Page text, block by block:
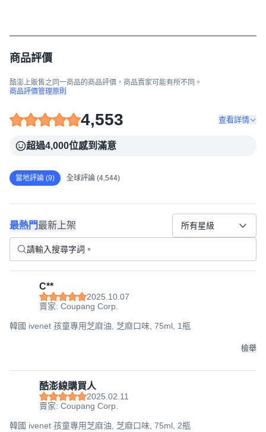
商品評價
酷澎上販售之同一商品的商品評價，商品賣家可能有所不同。
商品評價管理原則
4,553 查看詳情
超過4,000位感到滿意
當地評論 (9) 全球評論 (4,544)
最熱門最新上架 所有星級
C**
2025.10.07
賣家: Coupang Corp.
韓國 ivenet 孩童專用芝麻油, 芝麻口味, 75ml, 1瓶
檢舉
酷澎線購買人
2025.02.11
賣家: Coupang Corp.
韓國 ivenet 孩童專用芝麻油, 芝麻口味, 75ml, 2瓶